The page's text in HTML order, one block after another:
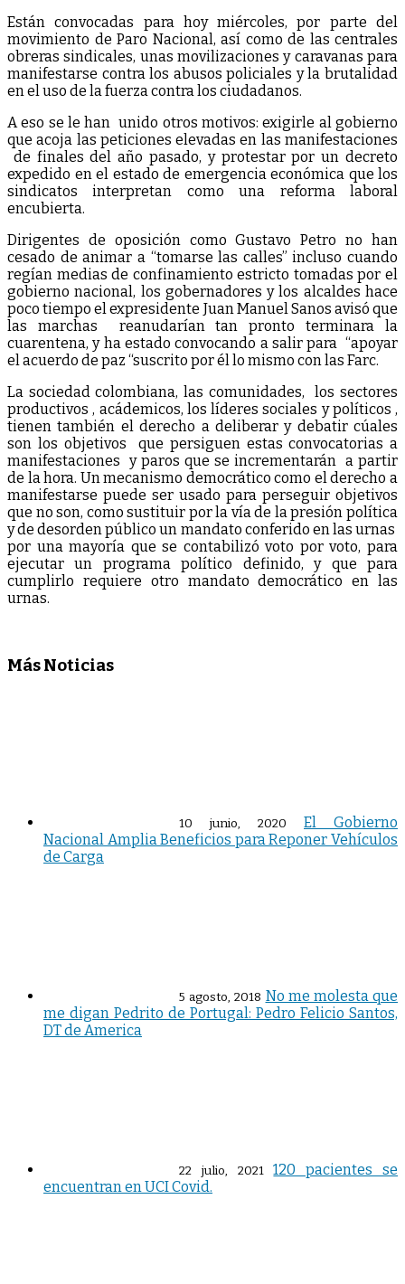
Están convocadas para hoy miércoles, por parte del
movimiento de Paro Nacional, así como de las centrales
obreras sindicales, unas movilizaciones y caravanas para
manifestarse contra los abusos policiales y la brutalidad
en el uso de la fuerza contra los ciudadanos.
A eso se le han unido otros motivos: exigirle al gobierno
que acoja las peticiones elevadas en las manifestaciones
de finales del año pasado, y protestar por un decreto
expedido en el estado de emergencia económica que los
sindicatos interpretan como una reforma laboral
encubierta.
Dirigentes de oposición como Gustavo Petro no han
cesado de animar a “tomarse las calles” incluso cuando
regían medias de confinamiento estricto tomadas por el
gobierno nacional, los gobernadores y los alcaldes hace
poco tiempo el expresidente Juan Manuel Sanos avisó que
las marchas reanudarían tan pronto terminara la
cuarentena, y ha estado convocando a salir para “apoyar
el acuerdo de paz “suscrito por él lo mismo con las Farc.
La sociedad colombiana, las comunidades, los sectores
productivos , acádemicos, los líderes sociales y políticos ,
tienen también el derecho a deliberar y debatir cúales
son los objetivos que persiguen estas convocatorias a
manifestaciones y paros que se incrementarán a partir
de la hora. Un mecanismo democrático como el derecho a
manifestarse puede ser usado para perseguir objetivos
que no son, como sustituir por la vía de la presión política
y de desorden público un mandato conferido en las urnas
por una mayoría que se contabilizó voto por voto, para
ejecutar un programa político definido, y que para
cumplirlo requiere otro mandato democrático en las
urnas.
Más Noticias
10 junio, 2020
El Gobierno
Nacional Amplia Beneficios para Reponer Vehículos
de Carga
5 agosto, 2018 No me molesta que
me digan Pedrito de Portugal: Pedro Felicio Santos,
DT de America
22 julio, 2021
120 pacientes se
encuentran en UCI Covid.